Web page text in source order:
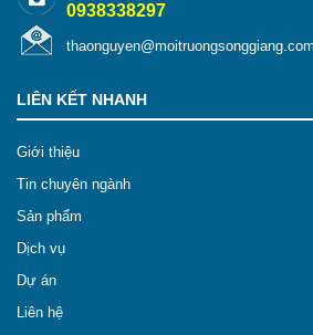
0938338297
thaonguyen@moitruongsonggiang.com
LIÊN KẾT NHANH
Giới thiệu
Tin chuyên ngành
Sản phẩm
Dịch vụ
Dự án
Liên hệ